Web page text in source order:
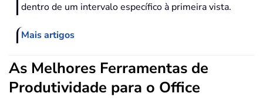
dentro de um intervalo específico à primeira vista.
Mais artigos
As Melhores Ferramentas de
Produtividade para o Office